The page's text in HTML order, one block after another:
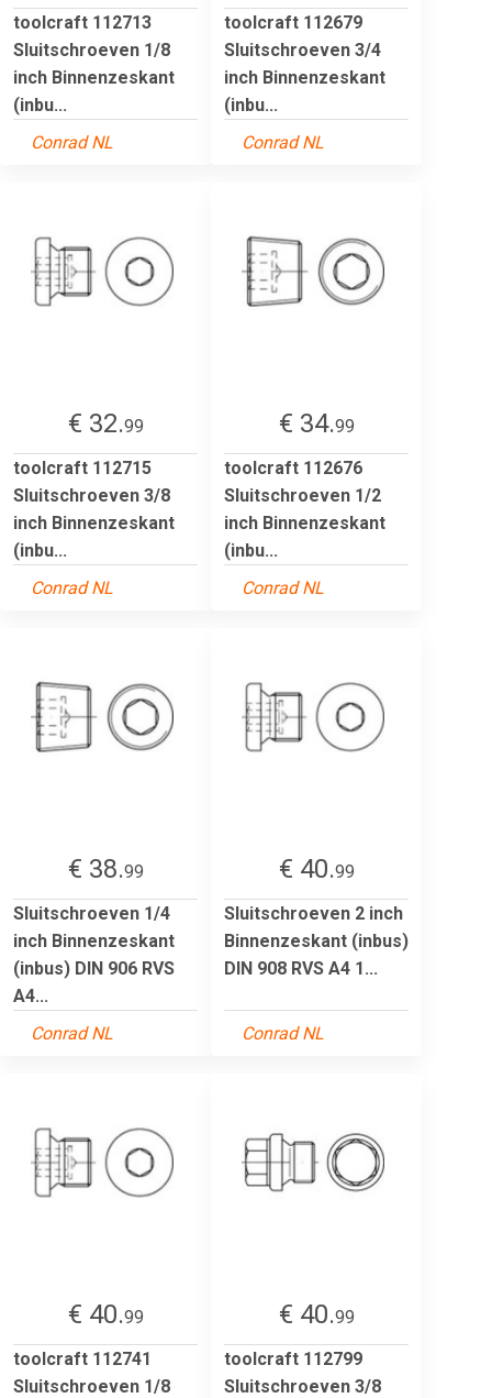
toolcraft 112713
Sluitschroeven 1/8
inch Binnenzeskant
(inbu...
Conrad NL
toolcraft 112679
Sluitschroeven 3/4
inch Binnenzeskant
(inbu...
Conrad NL
€ 32.99
toolcraft 112715
Sluitschroeven 3/8
inch Binnenzeskant
(inbu...
Conrad NL
€ 34.99
toolcraft 112676
Sluitschroeven 1/2
inch Binnenzeskant
(inbu...
Conrad NL
€ 38.99
Sluitschroeven 1/4
inch Binnenzeskant
(inbus) DIN 906 RVS
A4...
Conrad NL
€ 40.99
Sluitschroeven 2 inch
Binnenzeskant (inbus)
DIN 908 RVS A4 1...
Conrad NL
€ 40.99
toolcraft 112741
Sluitschroeven 1/8
€ 40.99
toolcraft 112799
Sluitschroeven 3/8